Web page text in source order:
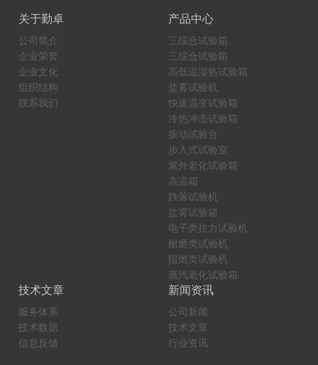
关于勤卓
公司简介
企业荣誉
企业文化
组织结构
联系我们
产品中心
三综合试验箱
三综合试验箱
高低温湿热试验箱
盐雾试验机
快速温变试验箱
冷热冲击试验箱
振动试验台
步入式试验室
紫外老化试验箱
高温箱
跌落试验机
盐雾试验箱
电子类拉力试验机
耐磨类试验机
阻燃类试验机
蒸汽老化试验箱
技术文章
服务体系
技术数据
信息反馈
新闻资讯
公司新闻
技术文章
行业资讯